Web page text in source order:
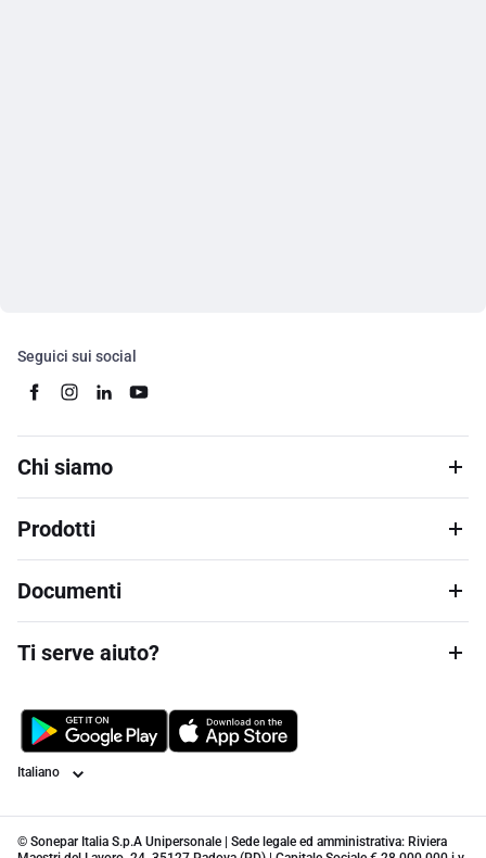
Seguici sui social
Chi siamo
Prodotti
Documenti
Ti serve aiuto?
Lingua
© Sonepar Italia S.p.A Unipersonale | Sede legale ed amministrativa: Riviera